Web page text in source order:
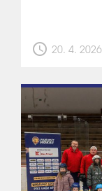
schedule 20. 4. 2026